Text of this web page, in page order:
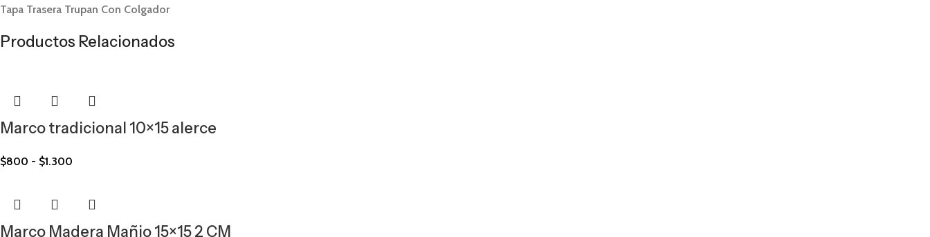
Tapa Trasera Trupan Con Colgador
Productos Relacionados
Marco tradicional 10×15 alerce
$800 - $1.300
Marco Madera Mañio 15×15 2 CM